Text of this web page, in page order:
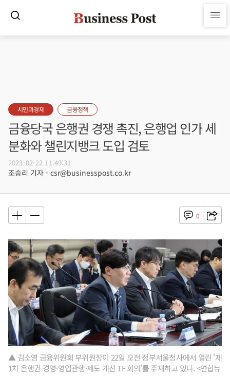
시민과경제 금융정책
금융당국 은행권 경쟁 촉진, 은행업 인가 세
분화와 챌린지뱅크 도입 검토
2023-02-22 11:49:31
조승리 기자 - csr@businesspost.co.kr
0
▲ 김소영 금융위원회 부위원장이 22일 오전 정부서울청사에서 열린 '제
1차 은행권 경영·영업관행·제도 개선 TF 회의'를 주재하고 있다. <연합뉴